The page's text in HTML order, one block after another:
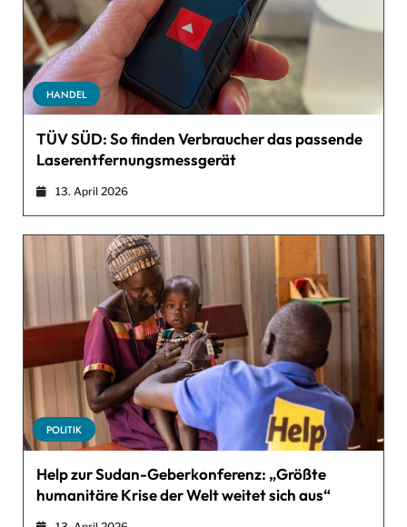
HANDEL
TÜV SÜD: So finden Verbraucher das passende
Laserentfernungsmessgerät
13. April 2026
POLITIK
Help zur Sudan-Geberkonferenz: „Größte
humanitäre Krise der Welt weitet sich aus“